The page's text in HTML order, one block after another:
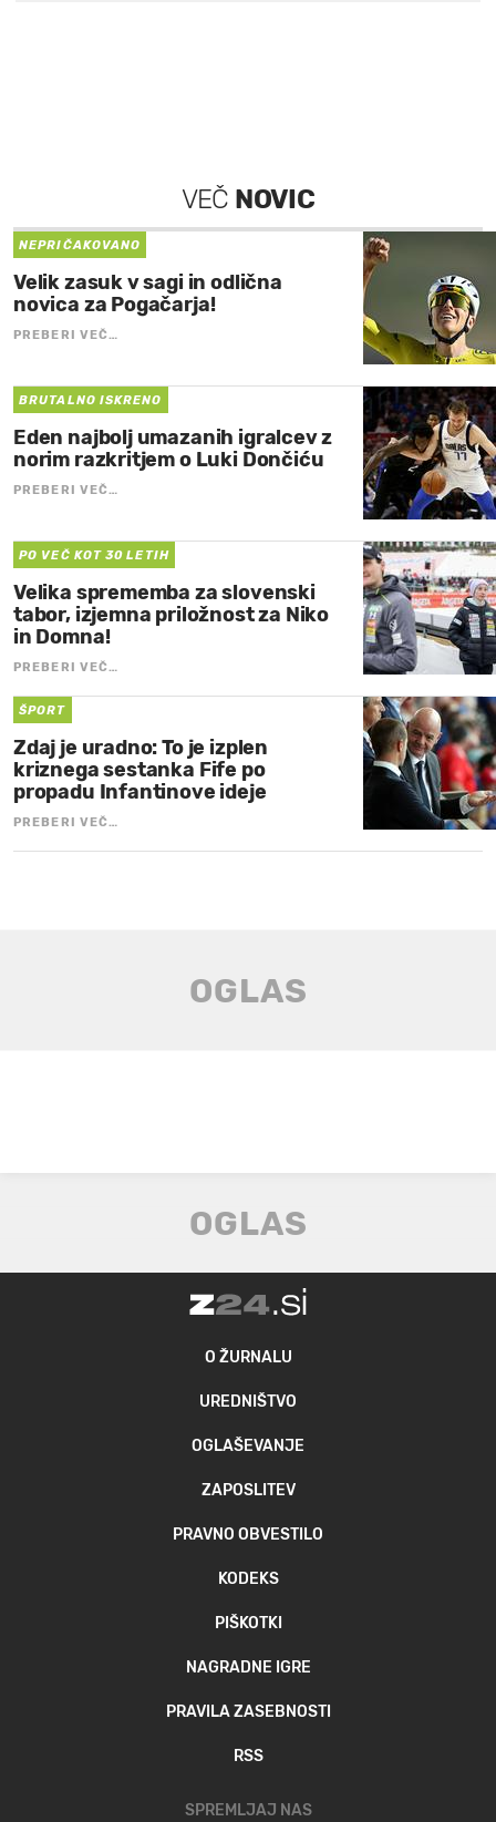
VEČ NOVIC
NEPRIČAKOVANO
Velik zasuk v sagi in odlična
novica za Pogačarja!
PREBERI VEČ…
BRUTALNO ISKRENO
Eden najbolj umazanih igralcev z
norim razkritjem o Luki Dončiću
PREBERI VEČ…
PO VEČ KOT 30 LETIH
Velika sprememba za slovenski
tabor, izjemna priložnost za Niko
in Domna!
PREBERI VEČ…
ŠPORT
Zdaj je uradno: To je izplen
kriznega sestanka Fife po
propadu Infantinove ideje
PREBERI VEČ…
O ŽURNALU
UREDNIŠTVO
OGLAŠEVANJE
ZAPOSLITEV
PRAVNO OBVESTILO
KODEKS
PIŠKOTKI
NAGRADNE IGRE
PRAVILA ZASEBNOSTI
RSS
SPREMLJAJ NAS